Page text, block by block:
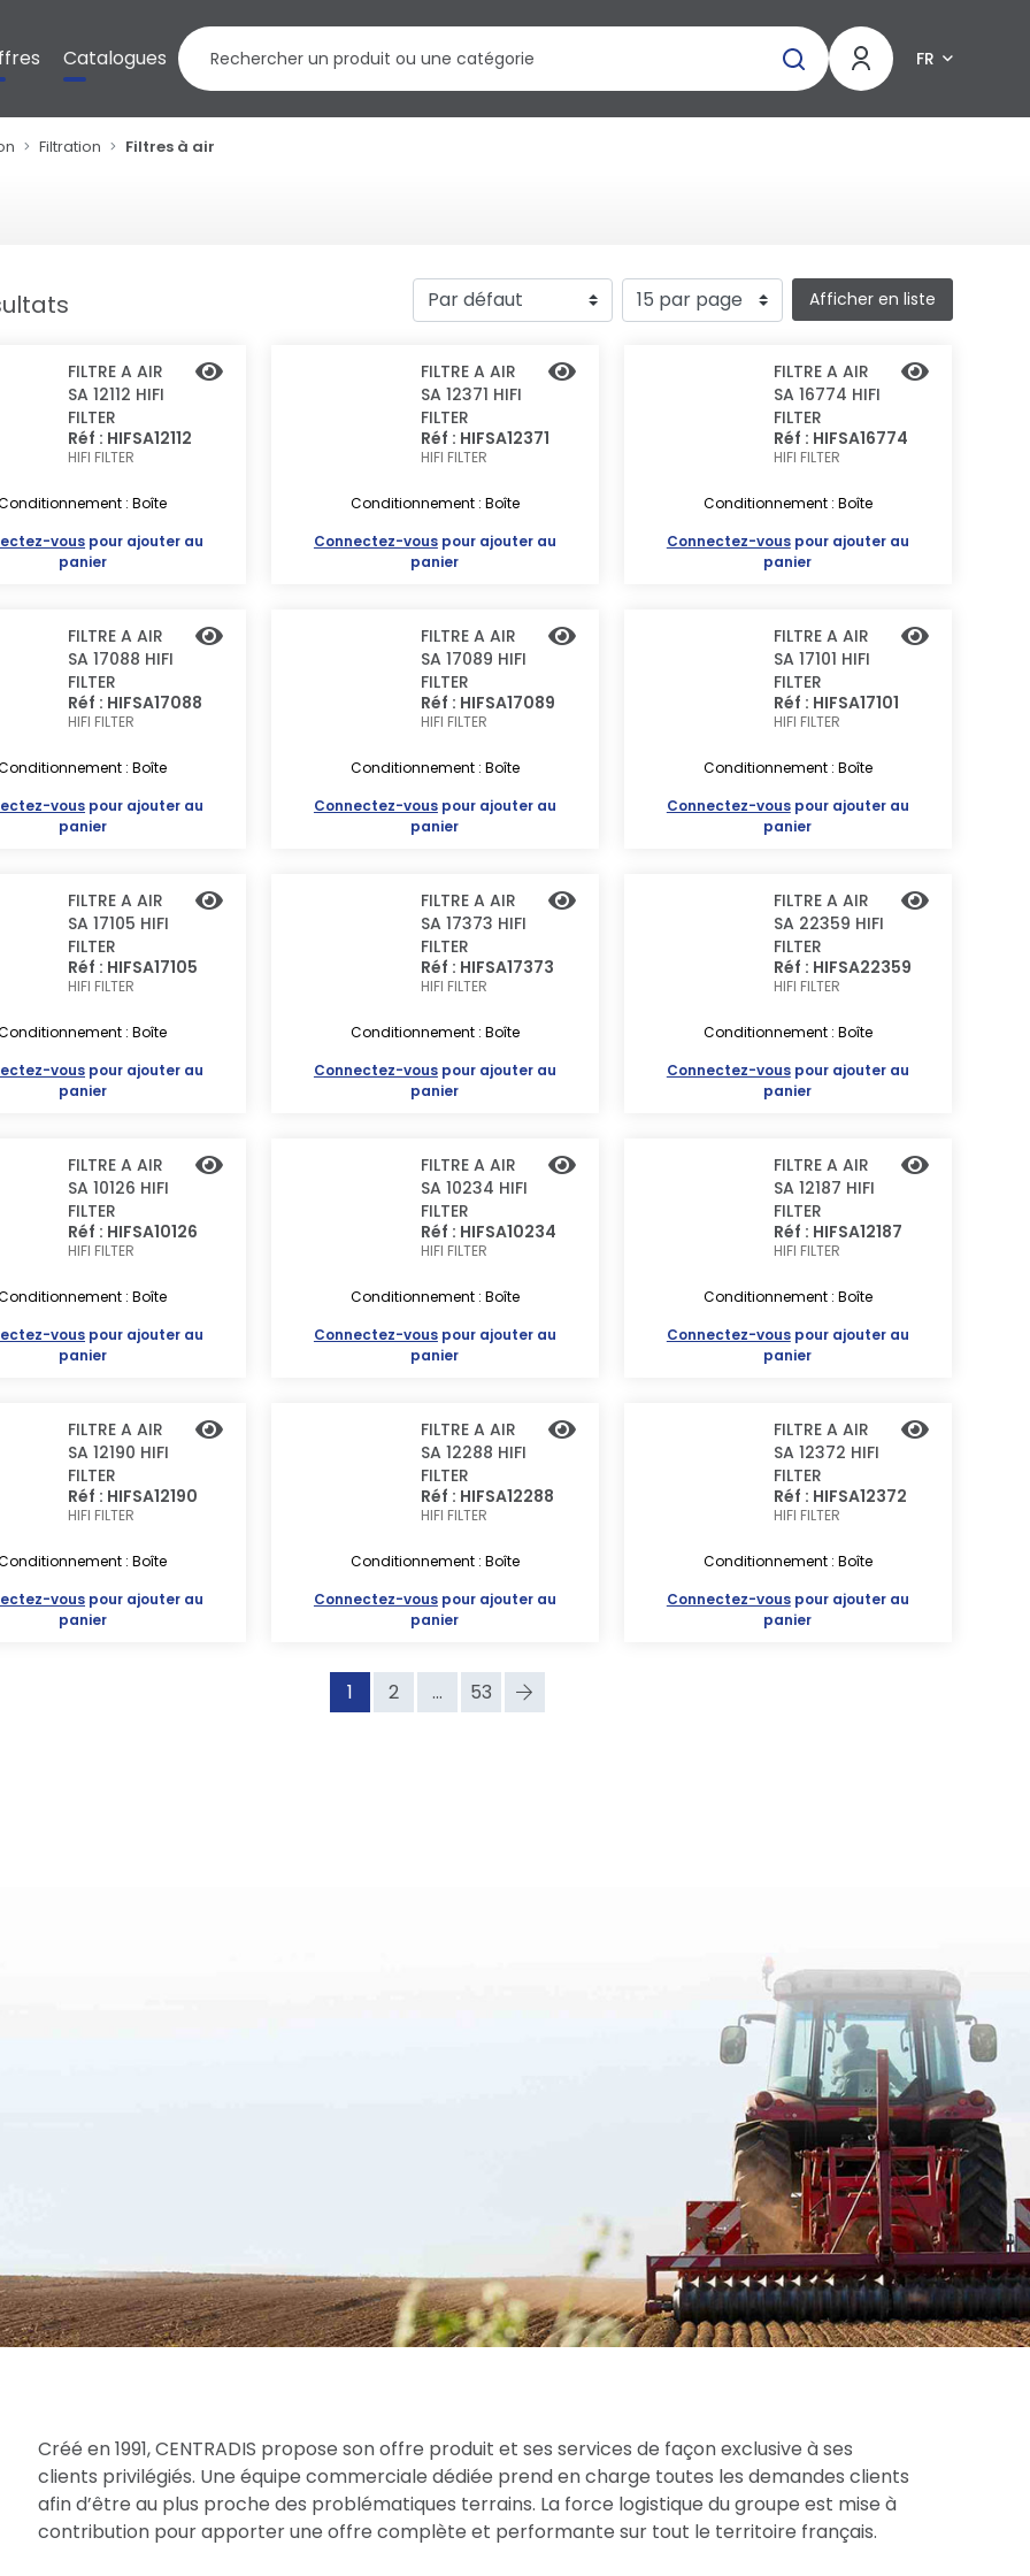
Catalogues FR
Filtration Filtres à air
Afficher en liste
FILTRE A AIR
SA 12112 HIFI
FILTER
Réf : HIFSA12112
HIFI FILTER
: Boîte
vous pour ajouter au
panier
FILTRE A AIR
SA 12371 HIFI
FILTER
Réf : HIFSA12371
HIFI FILTER
Conditionnement : Boîte
Connectez-vouspour ajouter au
panier
FILTRE A AIR
SA 16774 HIFI
FILTER
Réf : HIFSA16774
HIFI FILTER
Conditionnement : Boîte
Connectez-vouspour ajouter au
panier
FILTRE A AIR
SA 17088 HIFI
FILTER
Réf : HIFSA17088
HIFI FILTER
: Boîte
vous pour ajouter au
panier
FILTRE A AIR
SA 17089 HIFI
FILTER
Réf : HIFSA17089
HIFI FILTER
Conditionnement : Boîte
Connectez-vouspour ajouter au
panier
FILTRE A AIR
SA 17101 HIFI
FILTER
Réf : HIFSA17101
HIFI FILTER
Conditionnement : Boîte
Connectez-vouspour ajouter au
panier
FILTRE A AIR
SA 17105 HIFI
FILTER
Réf : HIFSA17105
HIFI FILTER
: Boîte
vous pour ajouter au
panier
FILTRE A AIR
SA 17373 HIFI
FILTER
Réf : HIFSA17373
HIFI FILTER
Conditionnement : Boîte
Connectez-vouspour ajouter au
panier
FILTRE A AIR
SA 22359 HIFI
FILTER
Réf : HIFSA22359
HIFI FILTER
Conditionnement : Boîte
Connectez-vouspour ajouter au
panier
FILTRE A AIR
SA 10126 HIFI
FILTER
Réf : HIFSA10126
HIFI FILTER
: Boîte
vous pour ajouter au
panier
FILTRE A AIR
SA 10234 HIFI
FILTER
Réf : HIFSA10234
HIFI FILTER
Conditionnement : Boîte
Connectez-vouspour ajouter au
panier
FILTRE A AIR
SA 12187 HIFI
FILTER
Réf : HIFSA12187
HIFI FILTER
Conditionnement : Boîte
Connectez-vouspour ajouter au
panier
FILTRE A AIR
SA 12190 HIFI
FILTER
Réf : HIFSA12190
HIFI FILTER
: Boîte
vous pour ajouter au
panier
FILTRE A AIR
SA 12288 HIFI
FILTER
Réf : HIFSA12288
HIFI FILTER
Conditionnement : Boîte
Connectez-vouspour ajouter au
panier
FILTRE A AIR
SA 12372 HIFI
FILTER
Réf : HIFSA12372
HIFI FILTER
Conditionnement : Boîte
Connectez-vouspour ajouter au
panier
1 2 ... 53
Créé en 1991, CENTRADIS propose son offre produit et ses services de façon exclusive à ses
clients privilégiés. Une équipe commerciale dédiée prend en charge toutes les demandes clients
afin d’être au plus proche des problématiques terrains. La force logistique du groupe est mise à
contribution pour apporter une offre complète et performante sur tout le territoire français.